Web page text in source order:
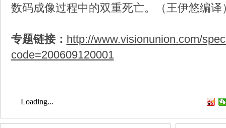
数码成像过程中的双重死亡。（王伊悠编译
专题链接： http://www.visionunion.com/
code=200609120001
Loading...